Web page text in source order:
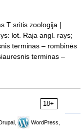
T sritis zoologija |
lot. Raja angl. rays;
terminas – rombinės
terminas –
18+
WordPress,